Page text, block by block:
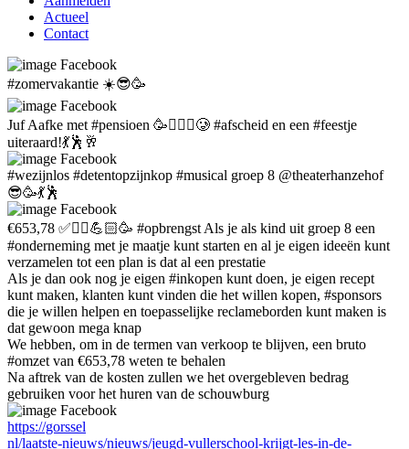
Actueel
Contact
Facebook
#zomervakantie ☀️😎🥳
Facebook
Juf Aafke met #pensioen 🥳🙋🏼‍♀️🥲 #afscheid en een #feestje
uiteraard!💃🕺🥂
Facebook
#wezijnlos #detentopzijnkop #musical groep 8 @theaterhanzehof
😎🥳💃🕺
Facebook
€653,78 ✅️🤼‍♀️💪🏻🥳 #opbrengst Als je als kind uit groep 8 een
#onderneming met je maatje kunt starten en al je eigen ideeën kunt
verzamelen tot een plan is dat al een prestatie
Als je dan ook nog je eigen #inkopen kunt doen, je eigen recept
kunt maken, klanten kunt vinden die het willen kopen, #sponsors
die je willen helpen en toepasselijke reclameborden kunt maken is
dat gewoon mega knap
We hebben, om in de termen van verkoop te blijven, een bruto
#omzet van €653,78 weten te behalen
Na aftrek van de kosten zullen we het overgebleven bedrag
gebruiken voor het huren van de schouwburg
Facebook
https://gorssel
nl/laatste-nieuws/nieuws/jeugd-vullerschool-krijgt-les-in-de-